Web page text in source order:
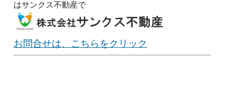
はサンクス不動産で
お問合せは、こちらをクリック